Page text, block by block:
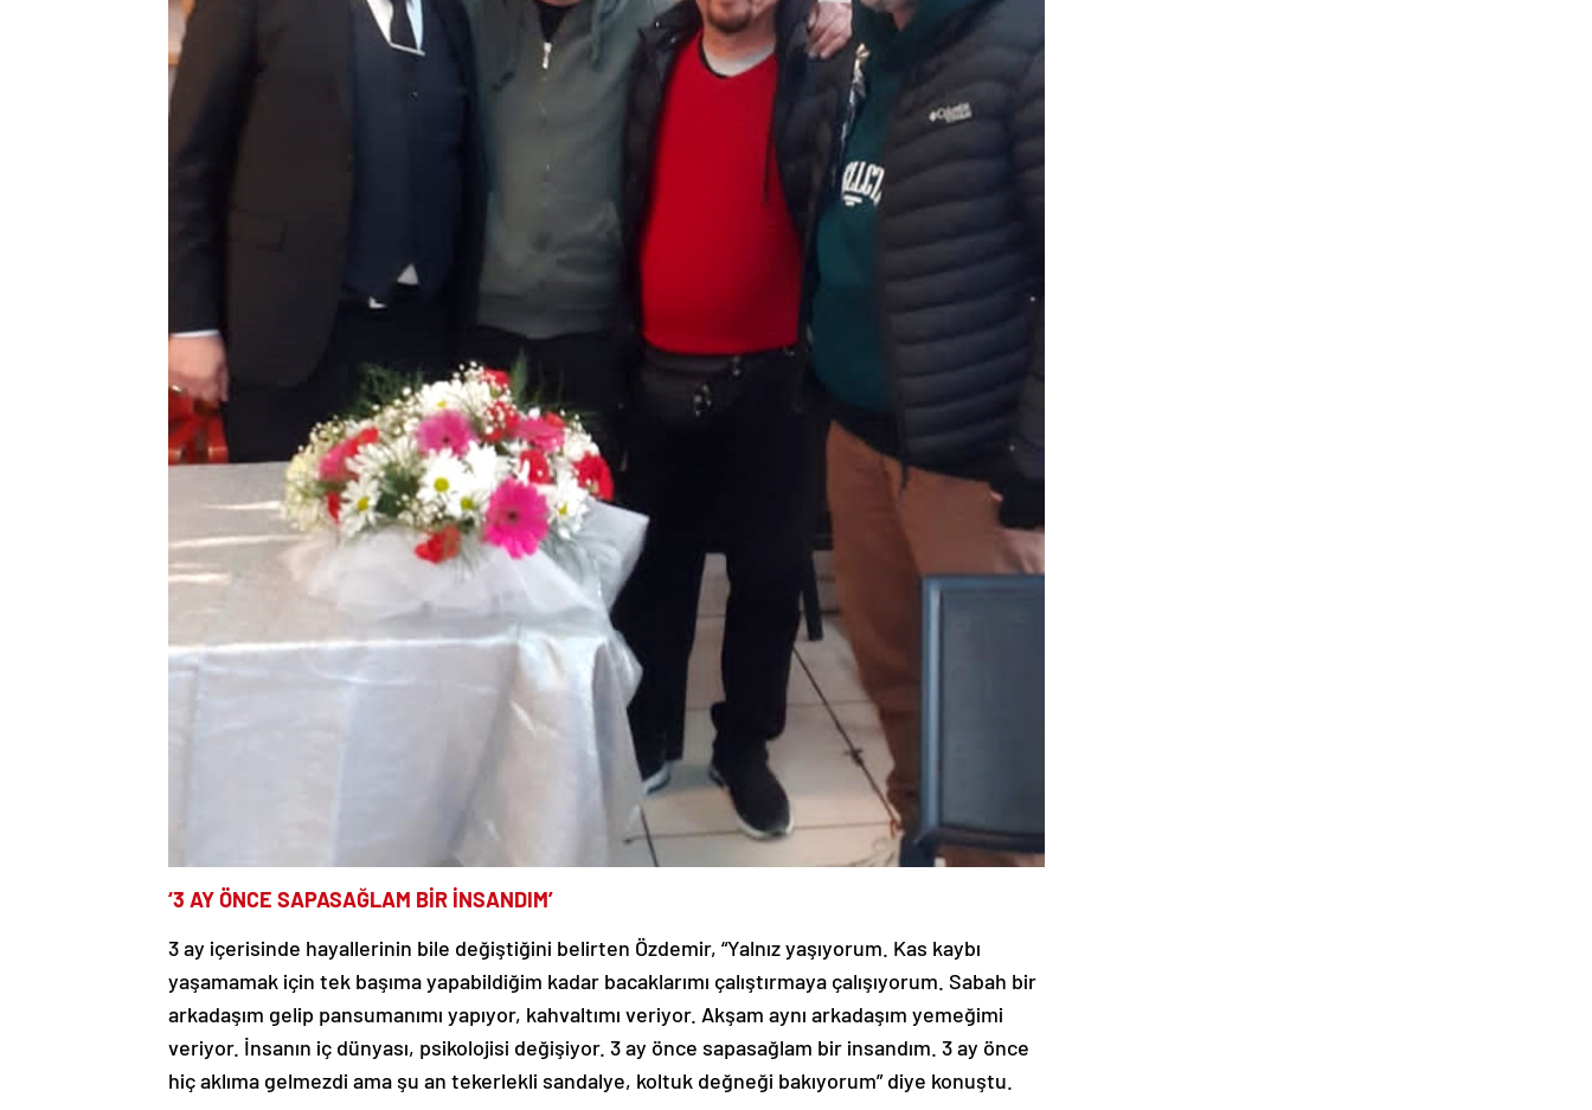
‘3 AY ÖNCE SAPASAĞLAM BİR İNSANDIM’
3 ay içerisinde hayallerinin bile değiştiğini belirten Özdemir, “Yalnız yaşıyorum. Kas kaybı
yaşamamak için tek başıma yapabildiğim kadar bacaklarımı çalıştırmaya çalışıyorum. Sabah bir
arkadaşım gelip pansumanımı yapıyor, kahvaltımı veriyor. Akşam aynı arkadaşım yemeğimi
veriyor. İnsanın iç dünyası, psikolojisi değişiyor. 3 ay önce sapasağlam bir insandım. 3 ay önce
hiç aklıma gelmezdi ama şu an tekerlekli sandalye, koltuk değneği bakıyorum” diye konuştu.